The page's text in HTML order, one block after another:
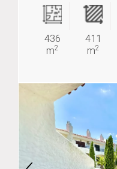
436
m2
411
m2